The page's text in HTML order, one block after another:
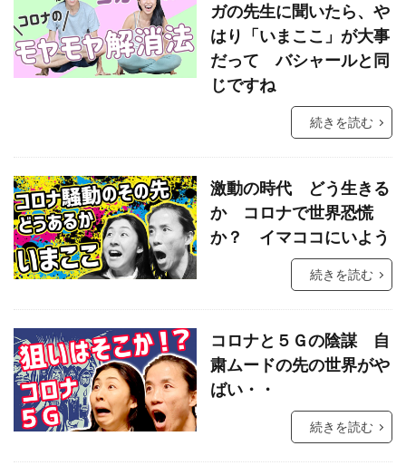
ガの先生に聞いたら、や
はり「いまここ」が大事
だって バシャールと同
じですね
続きを読む
激動の時代 どう生きる
か コロナで世界恐慌
か？ イマココにいよう
続きを読む
コロナと５Ｇの陰謀 自
粛ムードの先の世界がや
ばい・・
続きを読む